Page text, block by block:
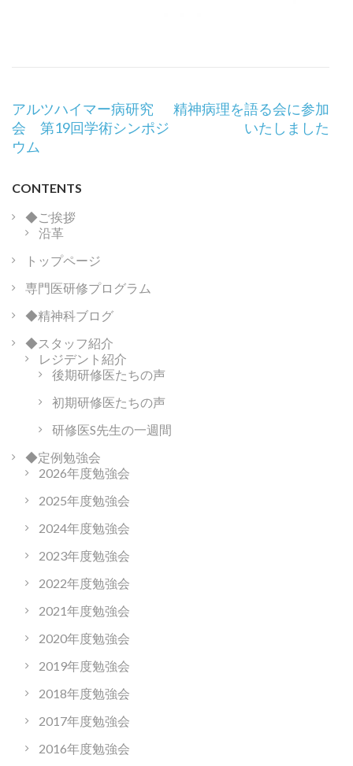
投
稿
ナ
ゲ
ー
シ
ョ
ン
アルツハイマー病研究
会 第19回学術シンポジ
ウム
精神病理を語る会に参加
いたしました
CONTENTS
◆ご挨拶
沿革
トップページ
専門医研修プログラム
◆精神科ブログ
◆スタッフ紹介
レジデント紹介
後期研修医たちの声
初期研修医たちの声
研修医S先生の一週間
◆定例勉強会
2026年度勉強会
2025年度勉強会
2024年度勉強会
2023年度勉強会
2022年度勉強会
2021年度勉強会
2020年度勉強会
2019年度勉強会
2018年度勉強会
2017年度勉強会
2016年度勉強会